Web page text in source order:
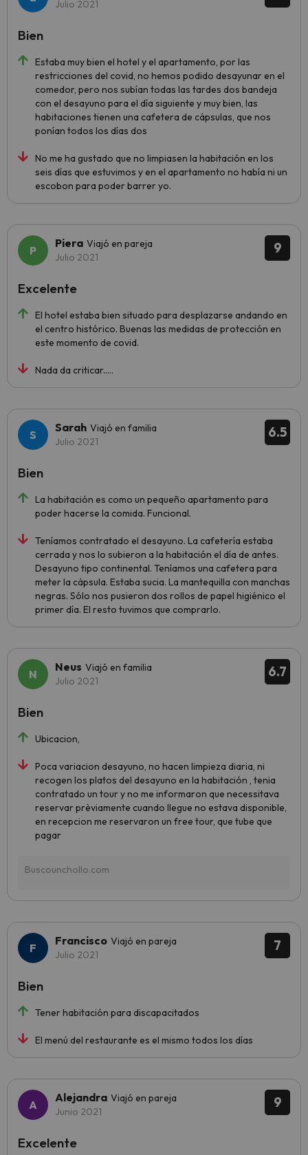
Julio 2021
Estaba muy bien el hotel y el apartamento, por las
restricciones del covid, no hemos podido desayunar en el
comedor, pero nos subían todas las tardes dos bandeja
con el desayuno para el día siguiente y muy bien, las
habitaciones tienen una cafetera de cápsulas, que nos
ponían todos los días dos
No me ha gustado que no limpiasen la habitación en los
seis días que estuvimos y en el apartamento no había ni un
escobon para poder barrer yo.
Bien
9
Piera Viajó en pareja
Julio 2021
El hotel estaba bien situado para desplazarse andando en
el centro histórico. Buenas las medidas de protección en
este momento de covid.
Nada da criticar.....
Excelente
6.5
Sarah Viajó en familia
Julio 2021
La habitación es como un pequeño apartamento para
poder hacerse la comida. Funcional.
Teníamos contratado el desayuno. La cafetería estaba
cerrada y nos lo subieron a la habitación el día de antes.
Desayuno tipo continental. Teníamos una cafetera para
meter la cápsula. Estaba sucia. La mantequilla con manchas
negras. Sólo nos pusieron dos rollos de papel higiénico el
primer día. El resto tuvimos que comprarlo.
Bien
6.7
Neus Viajó en familia
Julio 2021
Ubicacion,
Poca variacion desayuno, no hacen limpieza diaria, ni
recogen los platos del desayuno en la habitación , tenia
contratado un tour y no me informaron que necessitava
reservar prèviamente cuando llegue no estava disponible,
en recepcion me reservaron un free tour, que tube que
pagar
Bien
7
Francisco Viajó en pareja
Julio 2021
Tener habitación para discapacitados
El menú del restaurante es el mismo todos los días
Bien
9
Alejandra Viajó en pareja
Junio 2021
Excelente